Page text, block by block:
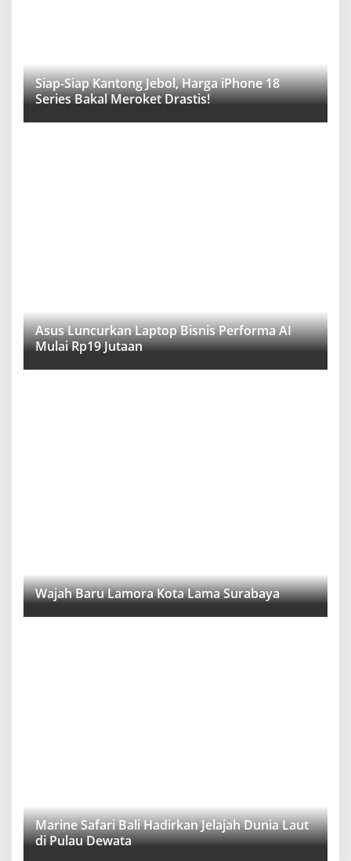
Siap-Siap Kantong Jebol, Harga iPhone 18
Series Bakal Meroket Drastis!
Asus Luncurkan Laptop Bisnis Performa AI
Mulai Rp19 Jutaan
Wajah Baru Lamora Kota Lama Surabaya
Marine Safari Bali Hadirkan Jelajah Dunia Laut
di Pulau Dewata